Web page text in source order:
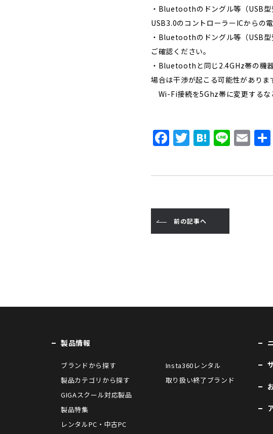
・Bluetoothのドングル等（USB型
USB3.0のコントローラーICからの
・Bluetoothのドングル等（USB型
ご確認ください。
・Bluetoothと同じ2.4GHz帯の機
場合は干渉が起こる可能性がありま
Wi-Fi接続を5Ghz帯に変更するな
F
c
b
o
o
T
it
e
r
H
t
n
Li
e
E
ai
前の記事へ
製品情報
ブランドから探す
製品カテゴリから探す
GIGAスクール対応製品
製品特集
レンタルPC・中古PC
Insta360レンタル
取り扱い終了ブランド